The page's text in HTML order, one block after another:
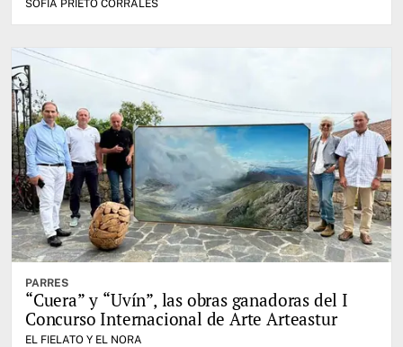
SOFIA PRIETO CORRALES
PARRES
“Cuera” y “Uvín”, las obras ganadoras del I
Concurso Internacional de Arte Arteastur
EL FIELATO Y EL NORA